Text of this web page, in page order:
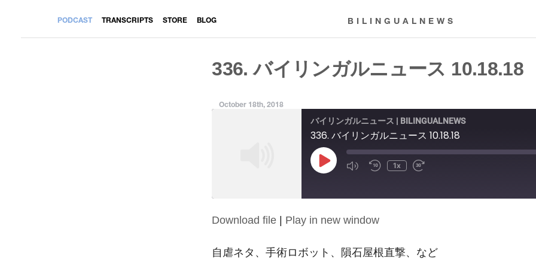
PODCAST TRANSCRIPTS STORE BLOG BILINGUALNEWS
336. バイリンガルニュース 10.18.18
October 18th, 2018
バイリンガルニュース | BILINGUALNEWS
336. バイリンガルニュース 10.18.18
Play
Episode
1x
SHARE
LINK
Download file | Play in new window
自虐ネタ、手術ロボット、隕石屋根直撃、など